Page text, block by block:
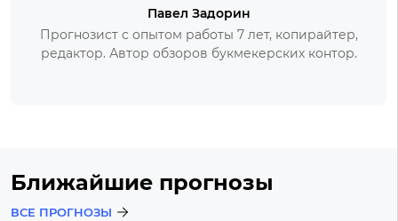
Павел Задорин
Прогнозист с опытом работы 7 лет, копирайтер,
редактор. Автор обзоров букмекерских контор.
Ближайшие прогнозы
ВСЕ ПРОГНОЗЫ